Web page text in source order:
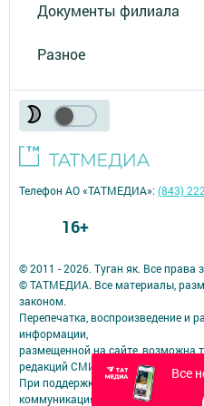
Документы филиала
Разное
Все
© 2011 - 2026. Туган як. Все права
© ТАТМЕДИА. Все материалы,
законом.
Перепечатка, воспроизведение и
информации,
размещенной на сайте, возможна
редакций СМИ.
При поддержке Республиканского
коммуникациям.
Телефон АО «ТАТМЕДИА»:(843)
16+